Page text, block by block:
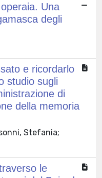
Una
degli
e ricordarlo
studio sugli
di
della memoria
Stefania;
le